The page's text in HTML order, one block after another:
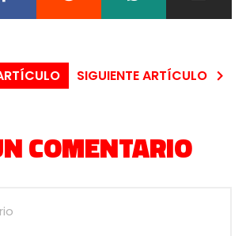
SIGUIENTE ARTÍCULO
COMENTARIO